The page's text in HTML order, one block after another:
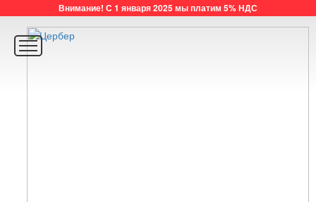
Внимание! С 1 января 2025 мы платим 5% НДС